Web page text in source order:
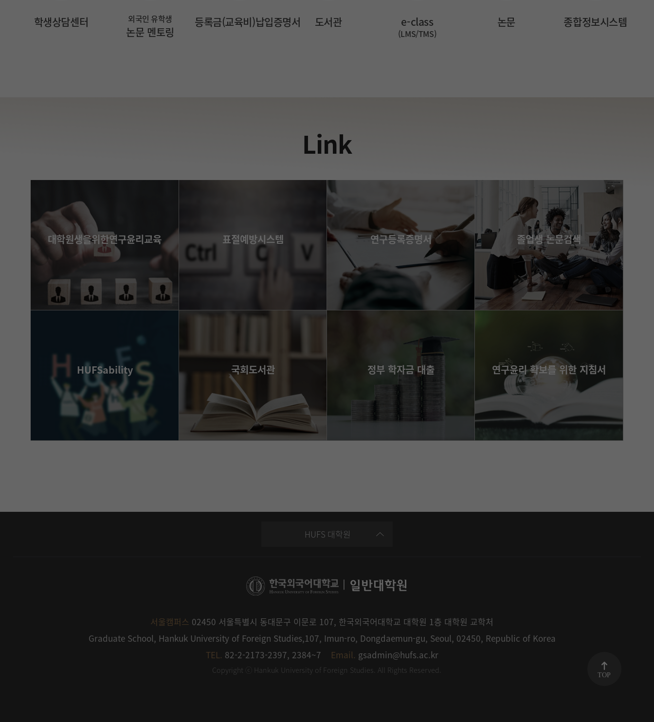
학생상담센터 외국인 유학생
논문 멘토링
등록금(교육비)납입증명서 도서관 e-class
(LMS/TMS)
논문 종합정보시스템
Link
대학원생을위한연구윤리교육 표절예방시스템 연구등록증명서 졸업생 논문검색
바로가기
HUFSability
바로가기
국회도서관
바로가기
정부 학자금 대출
바로가기
연구윤리 확보를 위한 지침서
e-book
HUFS 대학원
| 일반대학원
서울캠퍼스 02450 서울특별시 동대문구 이문로 107, 한국외국어대학교 대학원 1층 대학원 교학처
Graduate School, Hankuk University of Foreign Studies,107, Imun-ro, Dongdaemun-gu, Seoul, 02450, Republic of Korea
TEL. 82-2-2173-2397, 2384~7 Email. gsadmin@hufs.ac.kr
Copyright ⓒ Hankuk University of Foreign Studies. All Rights Reserved. TOP